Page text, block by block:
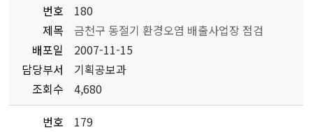
번호
180
제목
금천구 동절기 환경오염 배출사업장 점검
배포일
2007-11-15
담당부서
기획공보과
조회수
4,680
번호
179